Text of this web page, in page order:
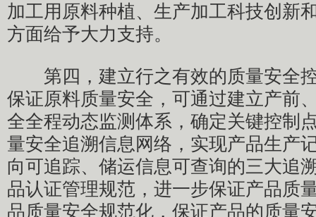
加工用原料种植、生产加工科技创新
方面给予大力支持。
第四，建立行之有效的质量安全
保证原料质量安全，可通过建立产前
全全程动态监测体系，确定关键控制
量安全追溯信息网络，实现产品生产
向可追踪、储运信息可查询的三大追
品认证管理规范，进一步保证产品质
品质量安全规范化，保证产品的质量